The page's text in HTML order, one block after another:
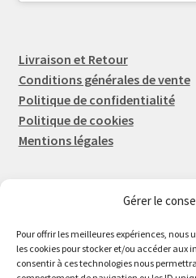
Gérer le
Pour offrir les meilleures expériences, nous
les cookies pour stocker et/ou accéder aux
consentir à ces technologies nous
Livraison et Retour
Conditions générales de vente
Politique de confidentialité
Politique de cookies
Mentions légales
Eric FORTIER EI
16 Rue de l'Espérance
14600 Honfleur